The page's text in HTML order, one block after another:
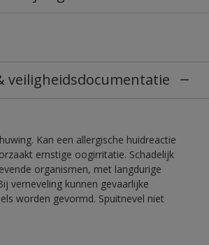
veiligheidsdocumentatie
Kan een allergische huidreactie
ernstige oogirritatie. Schadelijk
organismen, met langdurige
verneveling kunnen gevaarlijke
worden gevormd. Spuitnevel niet